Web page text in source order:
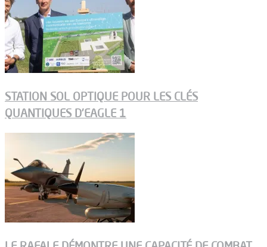
STATION SOL OPTIQUE POUR LES CLÉS
QUANTIQUES D’EAGLE 1